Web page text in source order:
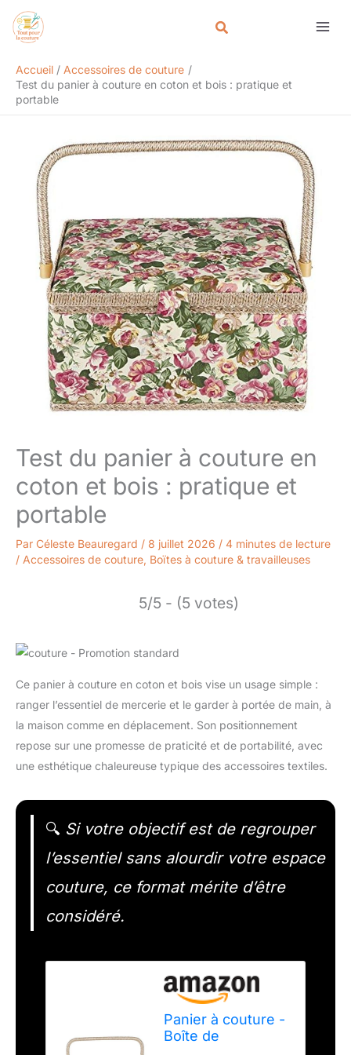
Accueil
Accessoires de couture
Test du panier à couture en coton et bois : pratique et
portable
Test du panier à couture en
coton et bois : pratique et
portable
Par Céleste Beauregard / 8 juillet 2026 / 4 minutes de lecture
/ Accessoires de couture, Boïtes à couture & travailleuses
5/5 - (5 votes)
Ce panier à couture en coton et bois vise un usage simple :
ranger l’essentiel de mercerie et le garder à portée de main, à
la maison comme en déplacement. Son positionnement
repose sur une promesse de praticité et de portabilité, avec
une esthétique chaleureuse typique des accessoires textiles.
🔍 Si votre objectif est de regrouper
l’essentiel sans alourdir votre espace
couture, ce format mérite d’être
considéré.
Panier à couture -
Boîte de
Rechercher